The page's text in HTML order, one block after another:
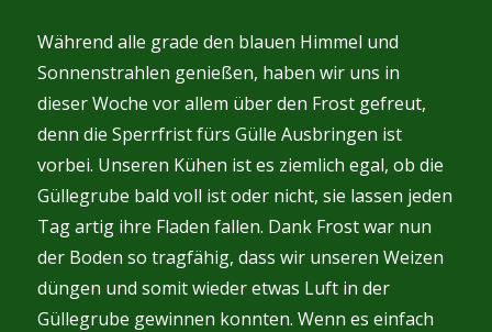
Während alle grade den blauen Himmel und
Sonnenstrahlen genießen, haben wir uns in
dieser Woche vor allem über den Frost gefreut,
denn die Sperrfrist fürs Gülle Ausbringen ist
vorbei. Unseren Kühen ist es ziemlich egal, ob die
Güllegrube bald voll ist oder nicht, sie lassen jeden
Tag artig ihre Fladen fallen. Dank Frost war nun
der Boden so tragfähig, dass wir unseren Weizen
düngen und somit wieder etwas Luft in der
Güllegrube gewinnen konnten. Wenn es einfach